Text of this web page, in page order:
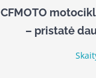
CFMOTO
– pristatė